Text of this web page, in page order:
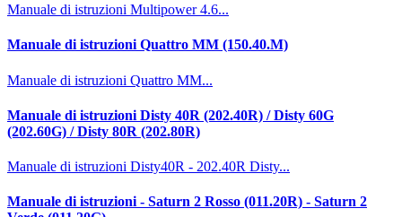
Manuale di istruzioni Multipower 4.6...
Manuale di istruzioni Quattro MM (150.40.M)
Manuale di istruzioni Quattro MM...
Manuale di istruzioni Disty 40R (202.40R) / Disty 60G
(202.60G) / Disty 80R (202.80R)
Manuale di istruzioni Disty40R - 202.40R Disty...
Manuale di istruzioni - Saturn 2 Rosso (011.20R) - Saturn 2